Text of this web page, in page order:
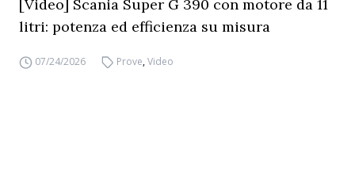
[Video] Scania Super G 390 con motore da 11
litri: potenza ed efficienza su misura
07/24/2026 Prove,Video